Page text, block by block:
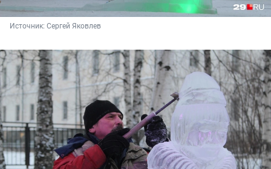
Источник: Сергей Яковлев